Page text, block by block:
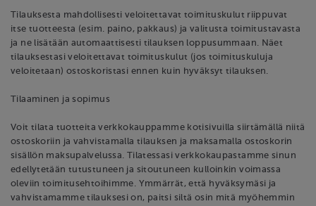
Tilauksesta mahdollisesti veloitettavat toimituskulut riippuvat
itse tuotteesta (esim. paino, pakkaus) ja valitusta toimitustavasta
ja ne lisätään automaattisesti tilauksen loppusummaan. Näet
tilauksestasi veloitettavat toimituskulut (jos toimituskuluja
veloitetaan) ostoskoristasi ennen kuin hyväksyt tilauksen.
Tilaaminen ja sopimus
Voit tilata tuotteita verkkokauppamme kotisivuilla siirtämällä niitä
ostoskoriin ja vahvistamalla tilauksen ja maksamalla ostoskorin
sisällön maksupalvelussa. Tilatessasi verkkokaupastamme sinun
edellytetään tutustuneen ja sitoutuneen kulloinkin voimassa
oleviin toimitusehtoihimme. Ymmärrät, että hyväksymäsi ja
vahvistamamme tilauksesi on, paitsi siltä osin mitä myöhemmin